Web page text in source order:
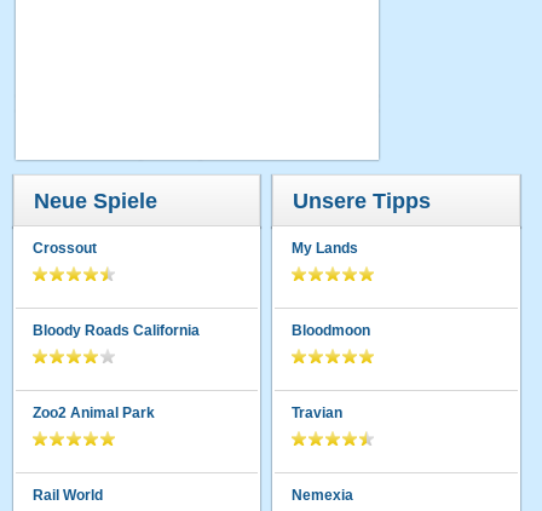
Neue Spiele
Crossout
Bloody Roads California
Zoo2 Animal Park
Rail World
Unsere Tipps
My Lands
Bloodmoon
Travian
Nemexia